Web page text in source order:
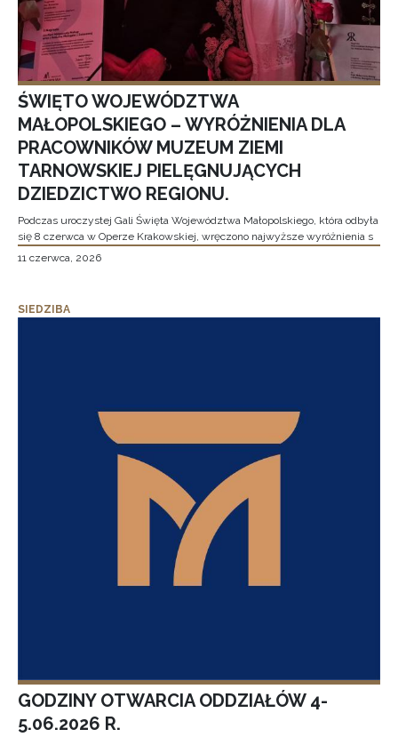
ŚWIĘTO WOJEWÓDZTWA
MAŁOPOLSKIEGO – WYRÓŻNIENIA DLA
PRACOWNIKÓW MUZEUM ZIEMI
TARNOWSKIEJ PIELĘGNUJĄCYCH
DZIEDZICTWO REGIONU.
Podczas uroczystej Gali Święta Województwa Małopolskiego, która odbyła
się 8 czerwca w Operze Krakowskiej, wręczono najwyższe wyróżnienia s
11 czerwca, 2026
SIEDZIBA
GODZINY OTWARCIA ODDZIAŁÓW 4-
5.06.2026 R.